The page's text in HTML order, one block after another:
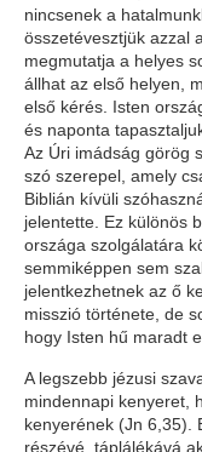
nincsenek a
összetévesztjük azzal
megmutatja a helyes
állhat az első helyen,
első kérés. Isten
és naponta
Az Úri imádság görög
szó szerepel, amely
Biblián kívüli
jelentette. Ez különös
országa szolgálatára
semmiképpen sem
jelentkezhetnek az ő
misszió története, de
hogy Isten hű maradt
A legszebb jézusi
mindennapi kenyeret,
kenyerének (Jn 6,35).
részévé, táplálékává